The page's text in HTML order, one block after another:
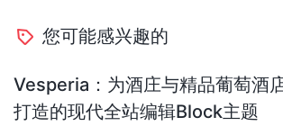
您可能感兴趣的
Vesperia：为酒庄与精品葡萄酒
打造的现代全站编辑Block主题